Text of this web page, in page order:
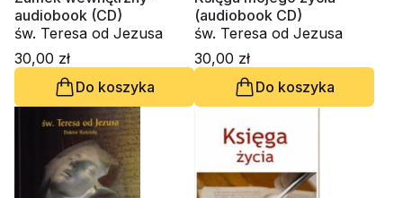
audiobook (CD)
św. Teresa od Jezusa
30,00 zł
Do koszyka
(audiobook CD)
św. Teresa od Jezusa
30,00 zł
Do koszyka